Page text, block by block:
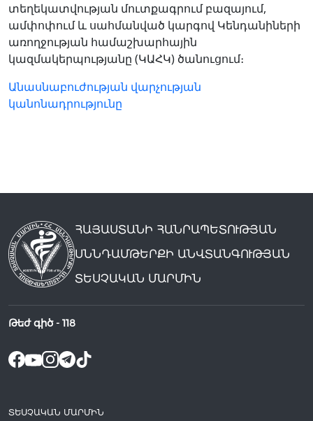
տեղեկատվության մուտքագրում բազայում,
ամփոփում և սահմանված կարգով Կենդանիների
առողջության համաշխարհային
կազմակերպությանը (ԿԱՀԿ) ծանուցում։
Անասնաբուժության վարչության
կանոնադրությունը
ՀԱՅԱՍՏԱՆԻ ՀԱՆՐԱՊԵՏՈՒԹՅԱՆ
ՍՆՆԴԱՄԹԵՐՔԻ ԱՆՎՏԱՆԳՈՒԹՅԱՆ
ՏԵՍՉԱԿԱՆ ՄԱՐՄԻՆ
Թեժ գիծ - 118
ՏԵՍՉԱԿԱՆ ՄԱՐՄԻՆ